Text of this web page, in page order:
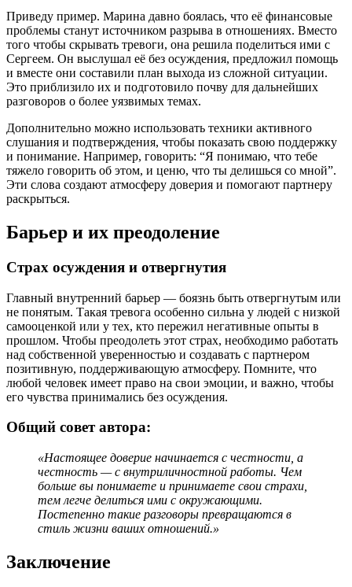
Приведу пример. Марина давно боялась, что её финансовые
проблемы станут источником разрыва в отношениях. Вместо
того чтобы скрывать тревоги, она решила поделиться ими с
Сергеем. Он выслушал её без осуждения, предложил помощь
и вместе они составили план выхода из сложной ситуации.
Это приблизило их и подготовило почву для дальнейших
разговоров о более уязвимых темах.
Дополнительно можно использовать техники активного
слушания и подтверждения, чтобы показать свою поддержку
и понимание. Например, говорить: “Я понимаю, что тебе
тяжело говорить об этом, и ценю, что ты делишься со мной”.
Эти слова создают атмосферу доверия и помогают партнеру
раскрыться.
Барьер и их преодоление
Страх осуждения и отвергнутия
Главный внутренний барьер — боязнь быть отвергнутым или
не понятым. Такая тревога особенно сильна у людей с низкой
самооценкой или у тех, кто пережил негативные опыты в
прошлом. Чтобы преодолеть этот страх, необходимо работать
над собственной уверенностью и создавать с партнером
позитивную, поддерживающую атмосферу. Помните, что
любой человек имеет право на свои эмоции, и важно, чтобы
его чувства принимались без осуждения.
Общий совет автора:
«Настоящее доверие начинается с честности, а
честность — с внутриличностной работы. Чем
больше вы понимаете и принимаете свои страхи,
тем легче делиться ими с окружающими.
Постепенно такие разговоры превращаются в
стиль жизни ваших отношений.»
Заключение